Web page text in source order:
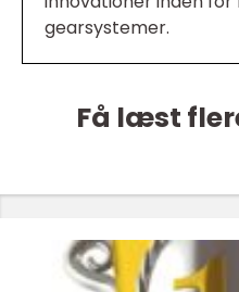
gearsystemer.
Få læst